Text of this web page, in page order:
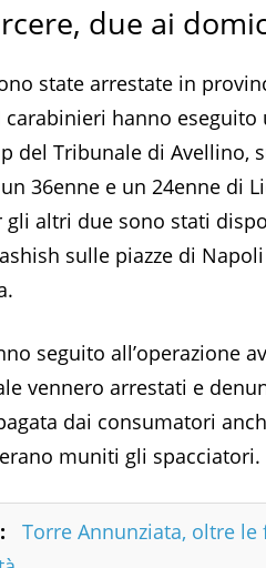
due ai
state arrestate in
carabinieri hanno
del Tribunale di Avellino,
36enne e un 24enne di
gli altri due sono stati
sulle piazze di
seguito all’operazione
vennero arrestati e
dai consumatori
muniti gli spacciatori.
Torre Annunziata, oltre